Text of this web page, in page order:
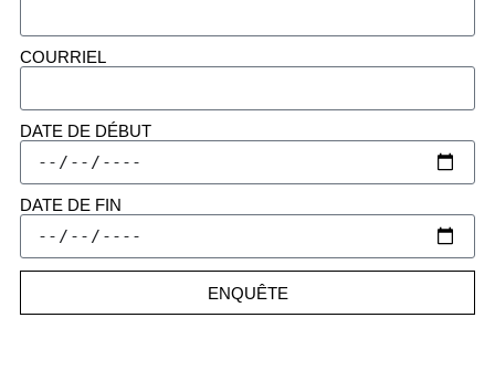
COURRIEL
DATE DE DÉBUT
DATE DE FIN
ENQUÊTE